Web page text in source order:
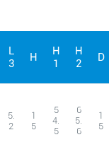
L
3
H
H
1
H
2
D
5.
2
1
5
5
4.
5
6
5.
6
1
5